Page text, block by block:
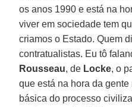
os anos 1990 e está na
viver em sociedade tem
criamos o Estado. Quem
contratualistas. Eu tô
Rousseau, de Locke, o
que está na hora da
básica do processo